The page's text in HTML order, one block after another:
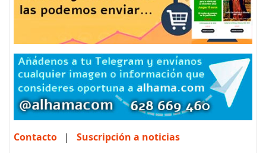
Contacto | Suscripción a noticias